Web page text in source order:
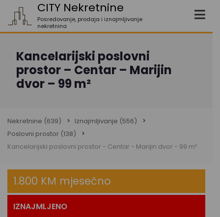
CITY Nekretnine
Posredovanje, prodaja i iznajmljivanje
nekretnina
Kancelarijski poslovni
prostor – Centar – Marijin
dvor – 99 m²
Nekretnine (639) Iznajmljivanje (556)
Poslovni prostor (138)
Kancelarijski poslovni prostor - Centar - Marijin dvor - 99 m²
1.800 KM mjesečno
IZNAJMLJENO